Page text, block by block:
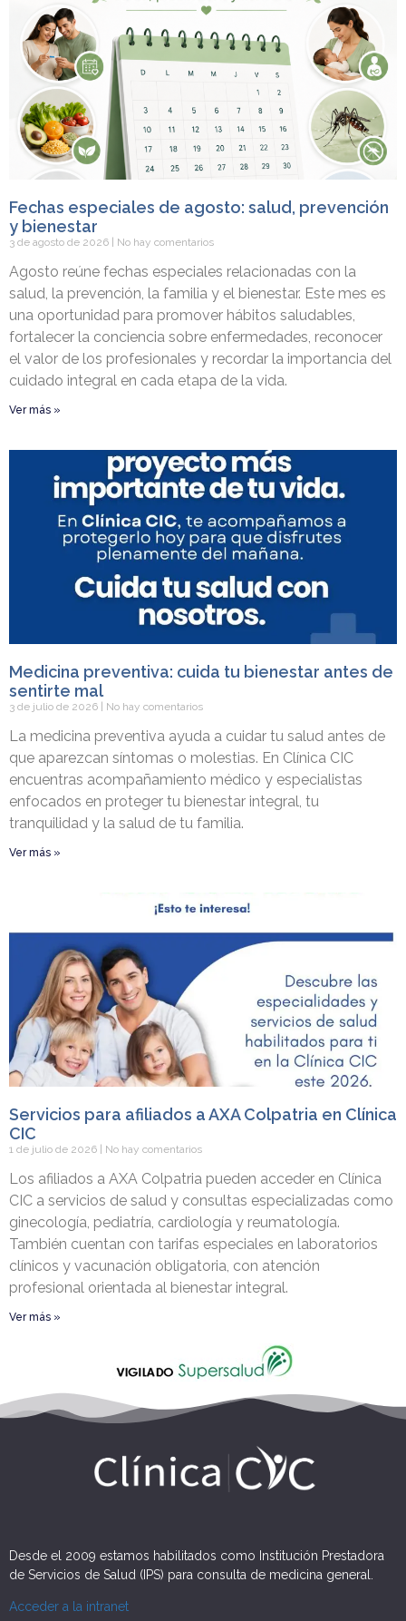
Fechas especiales de agosto: salud, prevención
y bienestar
3 de agosto de 2026 No hay comentarios
Agosto reúne fechas especiales relacionadas con la
salud, la prevención, la familia y el bienestar. Este mes es
una oportunidad para promover hábitos saludables,
fortalecer la conciencia sobre enfermedades, reconocer
el valor de los profesionales y recordar la importancia del
cuidado integral en cada etapa de la vida.
Ver más »
Medicina preventiva: cuida tu bienestar antes de
sentirte mal
3 de julio de 2026 No hay comentarios
La medicina preventiva ayuda a cuidar tu salud antes de
que aparezcan síntomas o molestias. En Clínica CIC
encuentras acompañamiento médico y especialistas
enfocados en proteger tu bienestar integral, tu
tranquilidad y la salud de tu familia.
Ver más »
Servicios para afiliados a AXA Colpatria en Clínica
CIC
1 de julio de 2026 No hay comentarios
Los afiliados a AXA Colpatria pueden acceder en Clínica
CIC a servicios de salud y consultas especializadas como
ginecología, pediatría, cardiología y reumatología.
También cuentan con tarifas especiales en laboratorios
clínicos y vacunación obligatoria, con atención
profesional orientada al bienestar integral.
Ver más »
Desde el 2009 estamos habilitados como Institución Prestadora
de Servicios de Salud (IPS) para consulta de medicina general.
Acceder a la intranet